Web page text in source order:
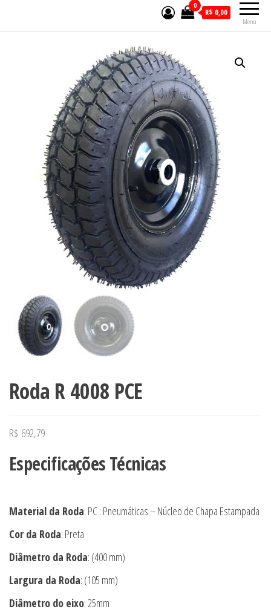
Menu
0
R$ 0,00
Roda R 4008 PCE
R$ 692,79
Especificações Técnicas
Material da Roda: PC : Pneumáticas – Núcleo de Chapa Estampada
Cor da Roda: Preta
Diâmetro da Roda: (400 mm)
Largura da Roda: (105 mm)
Diâmetro do eixo: 25mm